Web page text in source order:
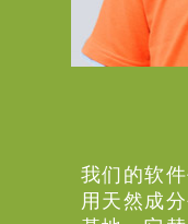
我们的软
用天然成